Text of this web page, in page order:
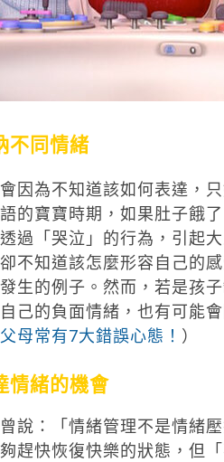
不同情緒
因為不知道該如何表達，
的寶寶時期，如果肚子餓
過「哭泣」的行為，引起
不知道該怎麼形容自己的
生的例子。然而，若是孩
己的負面情緒，也有可能
母常有7大錯誤心態！ ）
情緒的機會
說：「情緒管理不是情緒
趕快恢復快樂的狀態，但